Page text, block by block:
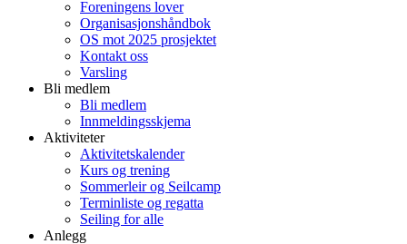
Foreningens lover
Organisasjonshåndbok
OS mot 2025 prosjektet
Kontakt oss
Varsling
Bli medlem
Bli medlem
Innmeldingsskjema
Aktiviteter
Aktivitetskalender
Kurs og trening
Sommerleir og Seilcamp
Terminliste og regatta
Seiling for alle
Anlegg